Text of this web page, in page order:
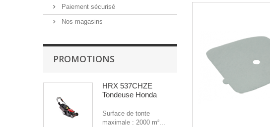
Paiement sécurisé
Nos magasins
PROMOTIONS
HRX 537CHZE
Tondeuse Honda
Surface de tonte
maximale : 2000 m²...